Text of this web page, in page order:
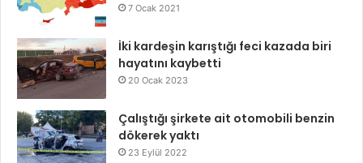
7 Ocak 2021
İki kardeşin karıştığı feci kazada biri
hayatını kaybetti
20 Ocak 2023
Çalıştığı şirkete ait otomobili benzin
dökerek yaktı
23 Eylül 2022